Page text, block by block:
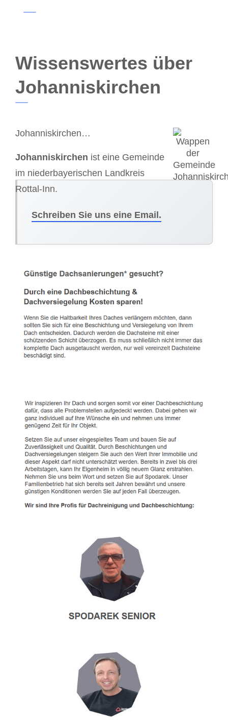
Wissenswertes über
Johanniskirchen
Johanniskirchen…
Johanniskirchen ist eine Gemeinde
im niederbayerischen Landkreis
Rottal-Inn.
Schreiben Sie uns eine Email.